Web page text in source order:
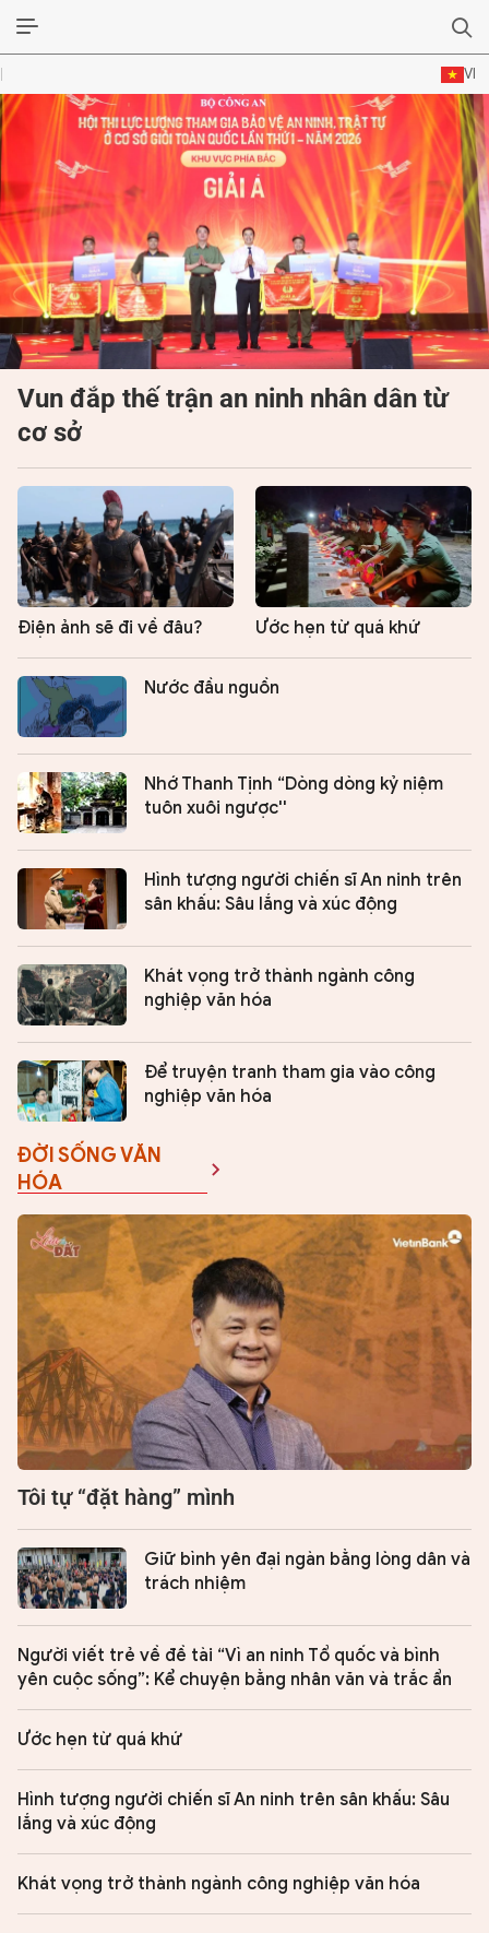
VI
ĐỜI SỐNG VĂN HÓA
TƯ LIỆU VĂN HÓA
LÝ LUẬN
THƠ
TRUYỀN THỐNG
TRUYỆN
DIỄN ĐÀN
CHUYÊN TRANG
Vun đắp thế trận an ninh nhân dân từ
cơ sở
Điện ảnh sẽ đi về đâu? Ước hẹn từ quá khứ
Nước đầu nguồn
Nhớ Thanh Tịnh “Dòng dòng kỷ niệm
tuôn xuôi ngược''
Hình tượng người chiến sĩ An ninh trên
sân khấu: Sâu lắng và xúc động
Khát vọng trở thành ngành công
nghiệp văn hóa
Để truyện tranh tham gia vào công
nghiệp văn hóa
ĐỜI SỐNG VĂN
HÓA
Tôi tự “đặt hàng” mình
Giữ bình yên đại ngàn bằng lòng dân và
trách nhiệm
Người viết trẻ về đề tài “Vì an ninh Tổ quốc và bình
yên cuộc sống”: Kể chuyện bằng nhân văn và trắc ẩn
Ước hẹn từ quá khứ
Hình tượng người chiến sĩ An ninh trên sân khấu: Sâu
lắng và xúc động
Khát vọng trở thành ngành công nghiệp văn hóa